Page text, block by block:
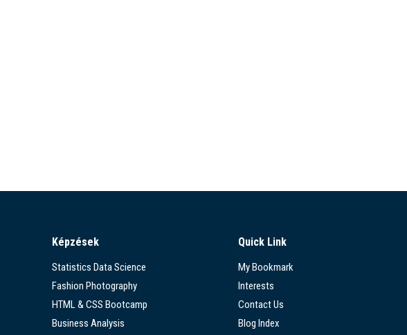
Képzések
Statistics Data Science
Fashion Photography
HTML & CSS Bootcamp
Business Analysis
Quick Link
My Bookmark
Interests
Contact Us
Blog Index